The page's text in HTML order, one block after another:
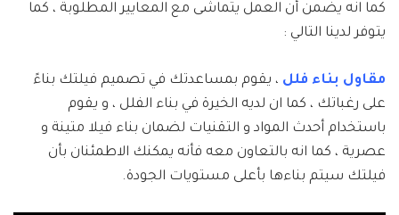
كما انه يضمن أن العمل يتماشى مع المعايير المطلوبة ، كما
يتوفر لدينا التالي :
مقاول بناء فلل ، يقوم بمساعدتك في تصميم فيلتك بناءً
على رغباتك ، كما ان لديه الخيرة في بناء الفلل ، و يقوم
باستخدام أحدث المواد و التقنيات لضمان بناء فيلا متينة و
عصرية ، كما انه بالتعاون معه فأنه يمكنك الاطمئنان بأن
فيلتك سيتم بناءها بأعلى مستويات الجودة.